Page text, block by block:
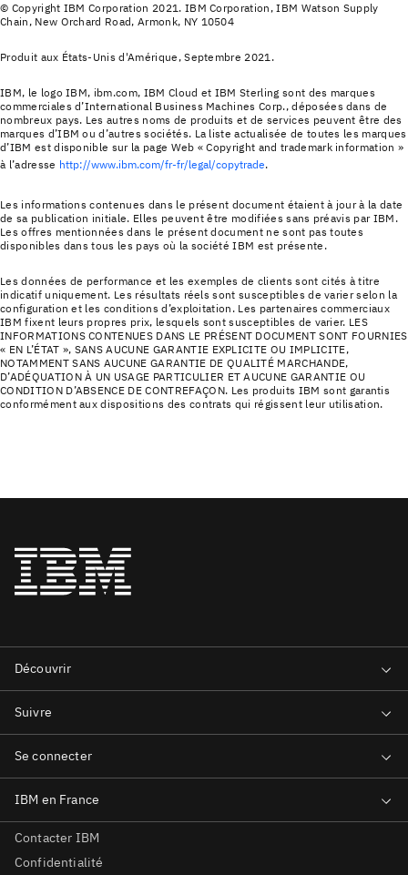
© Copyright IBM Corporation 2021. IBM Corporation, IBM Watson Supply
Chain, New Orchard Road, Armonk, NY 10504
Produit aux États-Unis d'Amérique, Septembre 2021.
IBM, le logo IBM, ibm.com, IBM Cloud et IBM Sterling sont des marques
commerciales d’International Business Machines Corp., déposées dans de
nombreux pays. Les autres noms de produits et de services peuvent être des
marques d’IBM ou d’autres sociétés. La liste actualisée de toutes les marques
d’IBM est disponible sur la page Web « Copyright and trademark information »
à l’adresse http://www.ibm.com/fr-fr/legal/copytrade.
Les informations contenues dans le présent document étaient à jour à la date
de sa publication initiale. Elles peuvent être modifiées sans préavis par IBM.
Les offres mentionnées dans le présent document ne sont pas toutes
disponibles dans tous les pays où la société IBM est présente.
Les données de performance et les exemples de clients sont cités à titre
indicatif uniquement. Les résultats réels sont susceptibles de varier selon la
configuration et les conditions d’exploitation. Les partenaires commerciaux
IBM fixent leurs propres prix, lesquels sont susceptibles de varier. LES
INFORMATIONS CONTENUES DANS LE PRÉSENT DOCUMENT SONT FOURNIES
« EN L’ÉTAT », SANS AUCUNE GARANTIE EXPLICITE OU IMPLICITE,
NOTAMMENT SANS AUCUNE GARANTIE DE QUALITÉ MARCHANDE,
D’ADÉQUATION À UN USAGE PARTICULIER ET AUCUNE GARANTIE OU
CONDITION D’ABSENCE DE CONTREFAÇON. Les produits IBM sont garantis
conformément aux dispositions des contrats qui régissent leur utilisation.
Contacter IBM
Confidentialité